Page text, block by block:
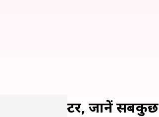
कैसे करें रजिस्टर, जानें सबकुछ